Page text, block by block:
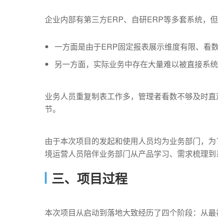
企业内部有第三方ERP、自研ERP等多套系统，
一方面是由于ERP固定报表展示维度有限、看
另一方面，实际业务中存在大量难以被直接系
业务人员重复制表工作多，管理者看数不够及时
节。
由于本次项目的发起和使用人员均为业务部门，
境运营人员陪伴业务部门从产品学习、需求梳理
三、项目过程
本次项目从启动到落地大致经历了四个阶段：从